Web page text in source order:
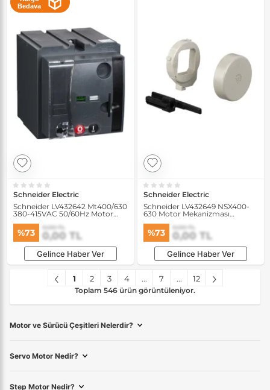
Bedava
Schneider Electric
Schneider LV432642 Mt400/630
380-415VAC 50/60Hz Motor
%73 0,00 TL
0,00 TL
Gelince Haber Ver
Schneider Electric
Schneider LV432649 NSX400-
630 Motor Mekanizması
%73 0,00 TL
0,00 TL
Gelince Haber Ver
1 2 3 4 ... 7 ... 12
Toplam 546 ürün görüntüleniyor.
Motor ve Sürücü Çeşitleri Nelerdir?
Servo Motor Nedir?
Step Motor Nedir?